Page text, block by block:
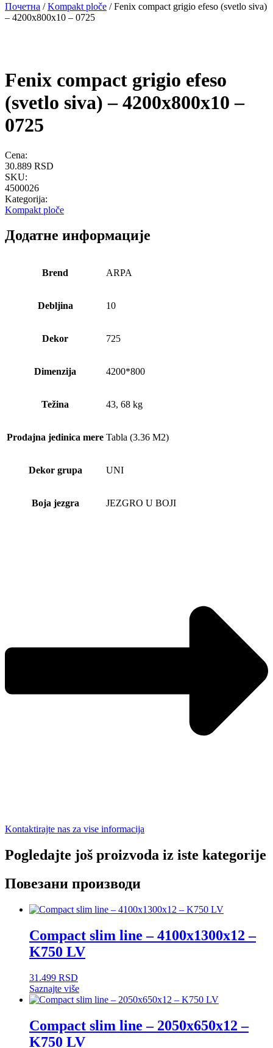
Почетна /Kompakt ploče / Fenix compact grigio efeso (svetlo siva)
– 4200x800x10 – 0725
Fenix compact grigio efeso
(svetlo siva) – 4200x800x10 –
0725
Cena:
30.889 RSD
SKU:
4500026
Kategorija:
Kompakt ploče
Додатне информације
Brend ARPA
Debljina 10
Dekor 725
Dimenzija 4200*800
Težina 43, 68 kg
Prodajna jedinica mere Tabla (3.36 M2)
Dekor grupa UNI
Boja jezgra JEZGRO U BOJI
Kontaktirajte nas za vise informacija
Pogledajte još proizvoda iz iste kategorije
Повезани производи
Compact slim line – 4100x1300x12 –
K750 LV
31.499 RSD
Saznajte više
Compact slim line – 2050x650x12 –
K750 LV